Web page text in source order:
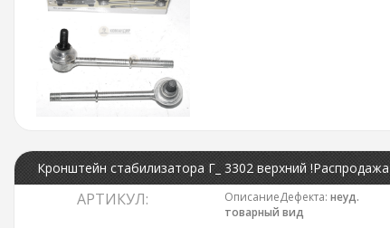
Кронштейн стабилизатора Г_ 3302 верхний !Распродажа
АРТИКУЛ: ОписаниеДефекта: неуд.
товарный вид